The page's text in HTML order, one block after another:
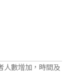
人數增加，時間及